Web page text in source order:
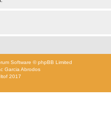
Software © phpBB Limited
Garcia Abrodos
2017